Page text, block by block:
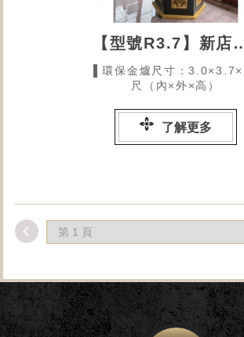
【型號R3.7】新店
▌環保金爐尺寸：
尺（內×外×高）
了解更多